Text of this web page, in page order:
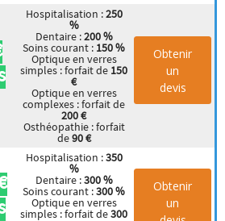
Hospitalisation :250
%
Dentaire :200 %
Soins courant : 150 %
Optique en verres
simples : forfait de 150
€
Optique en verres
complexes : forfait de
200 €
Osthéopathie : forfait
de90 €
Obtenir
un
devis
Hospitalisation :350
%
Dentaire :300 %
Soins courant :300 %
Optique en verres
simples : forfait de300
Obtenir
un